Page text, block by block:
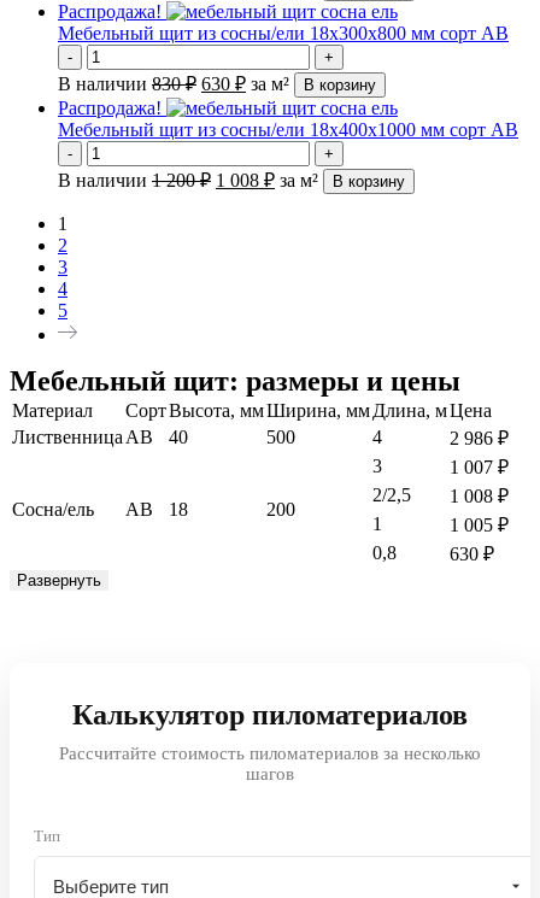
Распродажа!
Мебельный щит из сосны/ели 18х300х800 мм сорт АВ
- +
В наличии 830₽ 630 ₽ за м² В корзину
Распродажа!
Мебельный щит из сосны/ели 18х400х1000 мм сорт АВ
- +
В наличии 1 200₽ 1 008 ₽ за м² В корзину
1
2
3
4
5
Мебельный щит: размеры и цены
Материал СортВысота, ммШирина, ммДлина, мЦена
Лиственница АВ 40 500 4 2 986 ₽
Сосна/ель АВ 18 200
3 1 007 ₽
2/2,5
1 008 ₽
1
1 005 ₽
0,8
630 ₽
Развернуть
Калькулятор пиломатериалов
Рассчитайте стоимость пиломатериалов за несколько
шагов
Тип